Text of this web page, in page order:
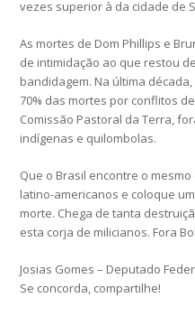
vezes superior à da cidade de
As mortes de Dom Phillips e
de intimidação ao que restou
bandidagem. Na última
70% das mortes por conflitos
Comissão Pastoral da Terra,
indígenas e quilombolas.
Que o Brasil encontre o
latino-americanos e coloque
morte. Chega de tanta
esta corja de milicianos. Fora
Josias Gomes – Deputado
Se concorda, compartilhe!